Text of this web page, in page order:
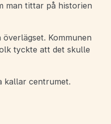
man tittar på historien
Kommunen
tyckte att det skulle
kallar centrumet.